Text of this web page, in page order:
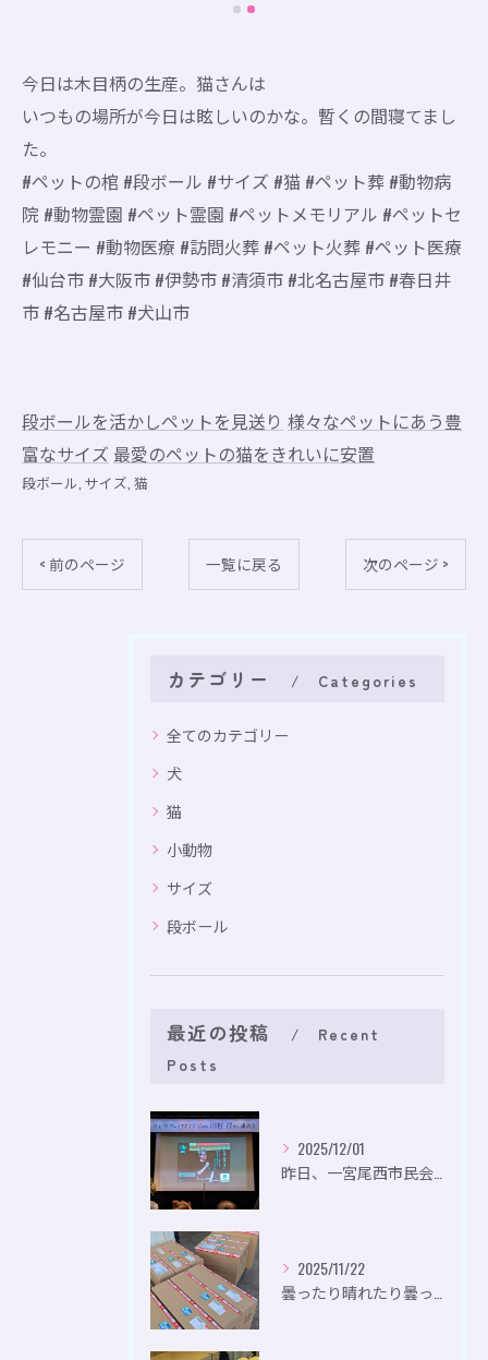
今日は木目柄の生産。猫さんは
いつもの場所が今日は眩しいのかな。暫くの間寝てまし
た。
#ペットの棺 #段ボール #サイズ #猫 #ペット葬 #動物病
院 #動物霊園 #ペット霊園 #ペットメモリアル #ペットセ
レモニー #動物医療 #訪問火葬 #ペット火葬 #ペット医療
#仙台市 #大阪市 #伊勢市 #清須市 #北名古屋市 #春日井
市 #名古屋市 #犬山市
段ボールを活かしペットを見送り 様々なペットにあう豊
富なサイズ 最愛のペットの猫をきれいに安置
段ボール サイズ 猫
< 前のページ 一覧に戻る 次のページ >
カテゴリー Categories
全てのカテゴリー
犬
猫
小動物
サイズ
段ボール
最近の投稿
Recent
Posts
2025/12/01
2025/11/22